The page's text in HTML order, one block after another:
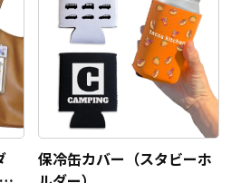
ますので、、個人のお客様
から企業・業者のかた問わ
ずお気軽にご相談くださ
い。
保冷缶カバー（スタビーホ